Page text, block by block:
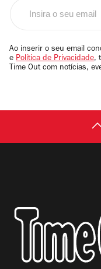
email
Ao inserir o seu email
e Política de Privacidade,
Time Out com notícias,